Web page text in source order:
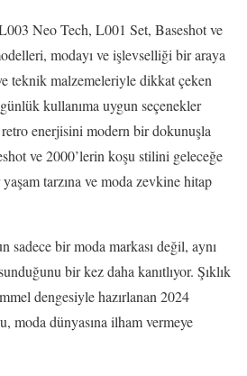
Neo Tech, L001 Set, Baseshot ve
modayı ve işlevselliği bir araya
teknik malzemeleriyle dikkat çeken
kullanıma uygun seçenekler
enerjisini modern bir dokunuşla
ve 2000’lerin koşu stilini geleceğe
tarzına ve moda zevkine hitap
sadece bir moda markası değil, aynı
bir kez daha kanıtlıyor. Şıklık
dengesiyle hazırlanan 2024
moda dünyasına ilham vermeye